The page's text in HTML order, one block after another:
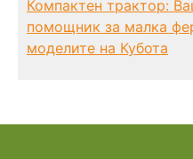
Компактен трактор:
помощник за малка
моделите на Кубота